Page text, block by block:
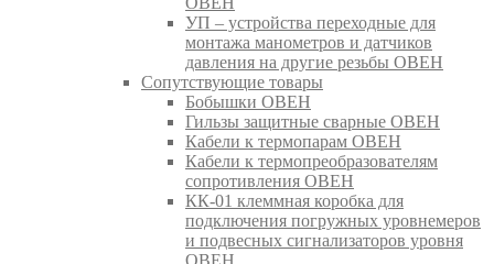
УП – устройства переходные для
монтажа манометров и датчиков
давления на другие резьбы ОВЕН
Сопутствующие товары
Бобышки ОВЕН
Гильзы защитные сварные ОВЕН
Кабели к термопарам ОВЕН
Кабели к термопреобразователям
сопротивления ОВЕН
КК-01 клеммная коробка для
подключения погружных уровнемеров
и подвесных сигнализаторов уровня
ОВЕН